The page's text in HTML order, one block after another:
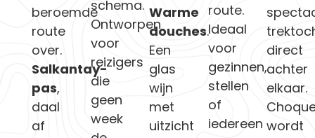
beroemde
route
over.
Salkantay-
pas,
daal
af
schema.
Ontworpen
voor
reizigers
die
geen
week
Warme
douches.
Een
glas
wijn
met
uitzicht
route.
Ideaal
voor
gezinnen,
stellen
of
iedereen
direct
achter
elkaar.
wordt